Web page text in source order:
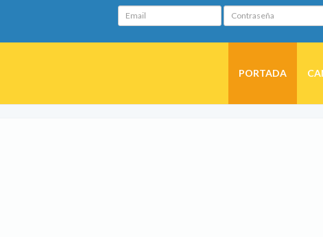
Email Contraseña
PORTADA